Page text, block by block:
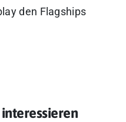
den Flagships